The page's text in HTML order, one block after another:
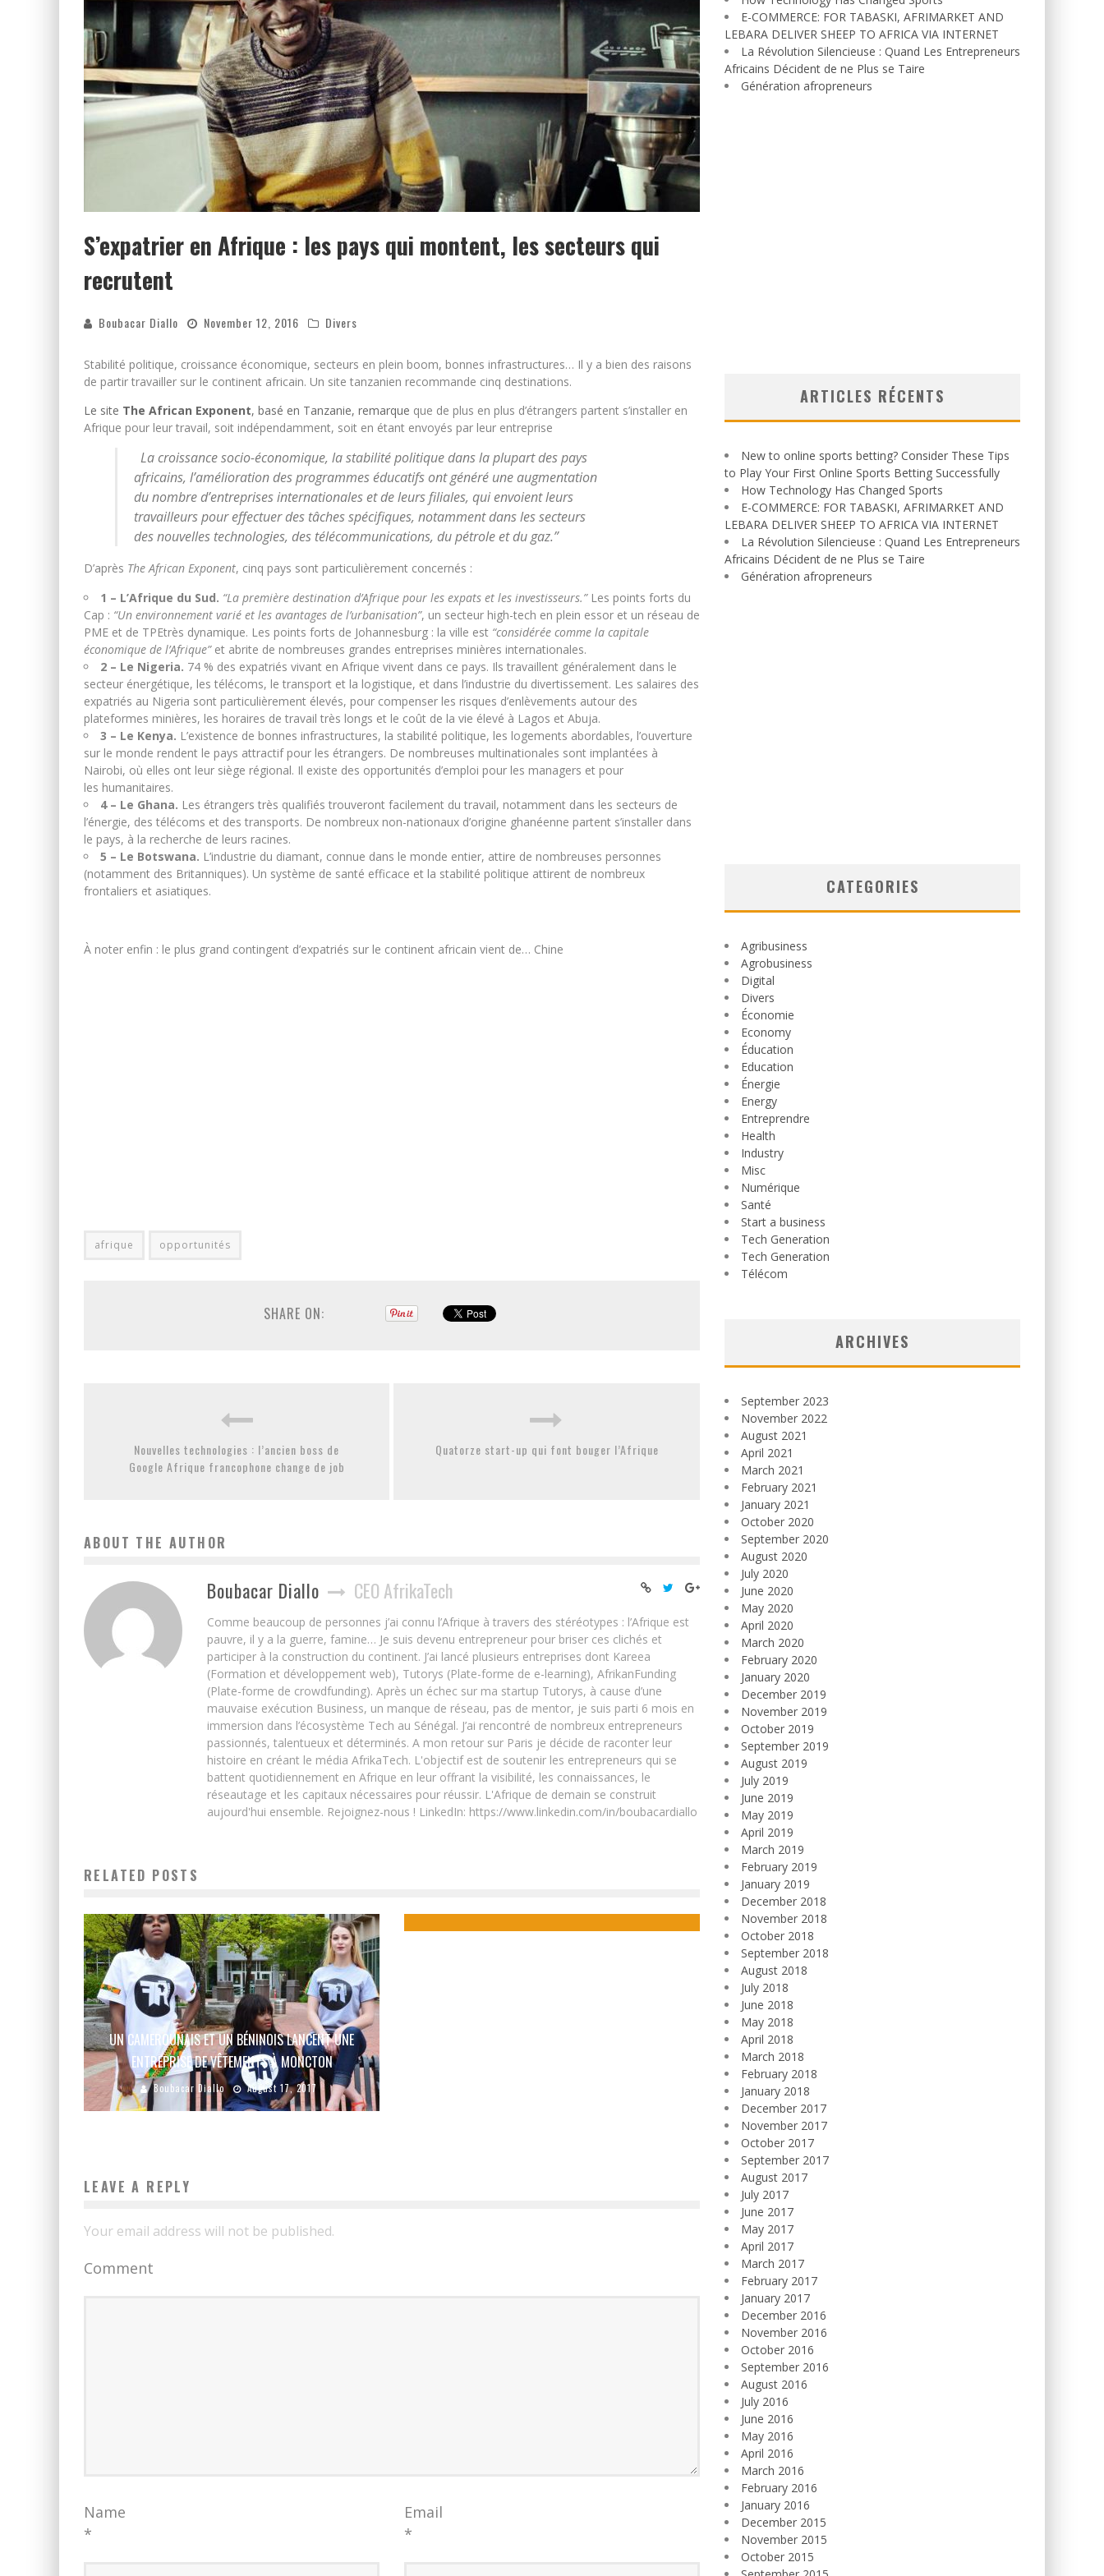
S’expatrier en Afrique : les pays qui montent, les secteurs qui
recrutent
Boubacar Diallo November 12, 2016 Divers
Stabilité politique, croissance économique, secteurs en plein boom, bonnes infrastructures… Il y a bien des raisons
de partir travailler sur le continent africain. Un site tanzanien recommande cinq destinations.
Le site The African Exponent, basé en Tanzanie, remarque que de plus en plus d’étrangers partent s’installer en
Afrique pour leur travail, soit indépendamment, soit en étant envoyés par leur entreprise
La croissance socio-économique, la stabilité politique dans la plupart des pays
africains, l’amélioration des programmes éducatifs ont généré une augmentation
du nombre d’entreprises internationales et de leurs filiales, qui envoient leurs
travailleurs pour effectuer des tâches spécifiques, notamment dans les secteurs
des nouvelles technologies, des télécommunications, du pétrole et du gaz.”
D’après The African Exponent, cinq pays sont particulièrement concernés :
1 – L’Afrique du Sud. “La première destination d’Afrique pour les expats et les investisseurs.”Les points forts du
Cap : “Un environnement varié et les avantages de l’urbanisation”, un secteur high-tech en plein essor et un réseau de
PME et de TPEtrès dynamique. Les points forts de Johannesburg : la ville est “considérée comme la capitale
économique de l’Afrique” et abrite de nombreuses grandes entreprises minières internationales.
2 – Le Nigeria. 74 % des expatriés vivant en Afrique vivent dans ce pays. Ils travaillent généralement dans le
secteur énergétique, les télécoms, le transport et la logistique, et dans l’industrie du divertissement. Les salaires des
expatriés au Nigeria sont particulièrement élevés, pour compenser les risques d’enlèvements autour des
plateformes minières, les horaires de travail très longs et le coût de la vie élevé à Lagos et Abuja.
3 – Le Kenya. L’existence de bonnes infrastructures, la stabilité politique, les logements abordables, l’ouverture
sur le monde rendent le pays attractif pour les étrangers. De nombreuses multinationales sont implantées à
Nairobi, où elles ont leur siège régional. Il existe des opportunités d’emploi pour les managers et pour
les humanitaires.
4 – Le Ghana. Les étrangers très qualifiés trouveront facilement du travail, notamment dans les secteurs de
l’énergie, des télécoms et des transports. De nombreux non-nationaux d’origine ghanéenne partent s’installer dans
le pays, à la recherche de leurs racines.
5 – Le Botswana. L’industrie du diamant, connue dans le monde entier, attire de nombreuses personnes
(notamment des Britanniques). Un système de santé efficace et la stabilité politique attirent de nombreux
frontaliers et asiatiques.
À noter enfin : le plus grand contingent d’expatriés sur le continent africain vient de… Chine
afrique opportunités
SHARE ON:
Nouvelles technologies : l’ancien boss de
Google Afrique francophone change de job
Quatorze start-up qui font bouger l’Afrique
ABOUT THE AUTHOR
Boubacar Diallo CEO AfrikaTech
Comme beaucoup de personnes j’ai connu l’Afrique à travers des stéréotypes : l’Afrique est
pauvre, il y a la guerre, famine… Je suis devenu entrepreneur pour briser ces clichés et
participer à la construction du continent. J’ai lancé plusieurs entreprises dont Kareea
(Formation et développement web), Tutorys (Plate-forme de e-learning), AfrikanFunding
(Plate-forme de crowdfunding). Après un échec sur ma startup Tutorys, à cause d’une
mauvaise exécution Business, un manque de réseau, pas de mentor, je suis parti 6 mois en
immersion dans l’écosystème Tech au Sénégal. J’ai rencontré de nombreux entrepreneurs
passionnés, talentueux et déterminés. A mon retour sur Paris je décide de raconter leur
histoire en créant le média AfrikaTech. L'objectif est de soutenir les entrepreneurs qui se
battent quotidiennement en Afrique en leur offrant la visibilité, les connaissances, le
réseautage et les capitaux nécessaires pour réussir. L'Afrique de demain se construit
aujourd'hui ensemble. Rejoignez-nous ! LinkedIn: https://www.linkedin.com/in/boubacardiallo
RELATED POSTS
UN CAMEROUNAIS ET UN BÉNINOIS LANCENT UNE
ENTREPRISE DE VÊTEMENTS À MONCTON
Boubacar Diallo August 17, 2017
LEAVE A REPLY
Your email address will not be published.
Comment
Name
*
Email
*
E-COMMERCE: FOR TABASKI, AFRIMARKET AND
LEBARA DELIVER SHEEP TO AFRICA VIA INTERNET
La Révolution Silencieuse : Quand Les Entrepreneurs
Africains Décident de ne Plus se Taire
Génération afropreneurs
ARTICLES RÉCENTS
New to online sports betting? Consider These Tips
to Play Your First Online Sports Betting Successfully
How Technology Has Changed Sports
E-COMMERCE: FOR TABASKI, AFRIMARKET AND
LEBARA DELIVER SHEEP TO AFRICA VIA INTERNET
La Révolution Silencieuse : Quand Les Entrepreneurs
Africains Décident de ne Plus se Taire
Génération afropreneurs
CATEGORIES
Agribusiness
Agrobusiness
Digital
Divers
Économie
Economy
Éducation
Education
Énergie
Energy
Entreprendre
Health
Industry
Misc
Numérique
Santé
Start a business
Tech Generation
Tech Generation
Télécom
ARCHIVES
September 2023
November 2022
August 2021
April 2021
March 2021
February 2021
January 2021
October 2020
September 2020
August 2020
July 2020
June 2020
May 2020
April 2020
March 2020
February 2020
January 2020
December 2019
November 2019
October 2019
September 2019
August 2019
July 2019
June 2019
May 2019
April 2019
March 2019
February 2019
January 2019
December 2018
November 2018
October 2018
September 2018
August 2018
July 2018
June 2018
May 2018
April 2018
March 2018
February 2018
January 2018
December 2017
November 2017
October 2017
September 2017
August 2017
July 2017
June 2017
May 2017
April 2017
March 2017
February 2017
January 2017
December 2016
November 2016
October 2016
September 2016
August 2016
July 2016
June 2016
May 2016
April 2016
March 2016
February 2016
January 2016
December 2015
November 2015
October 2015